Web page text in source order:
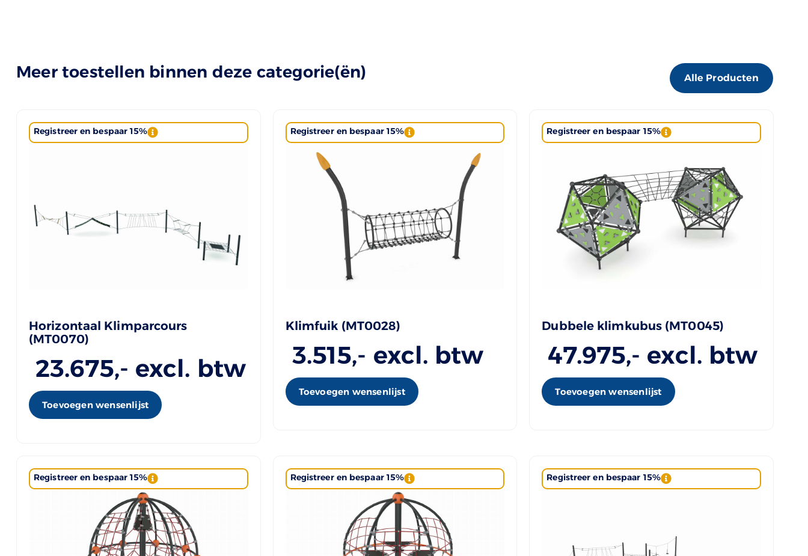
Meer toestellen binnen deze categorie(ën) Alle Producten
Registreer en bespaar 15%
Horizontaal Klimparcours
(MT0070)
23.675,- excl. btw
Toevoegen wensenlijst
Registreer en bespaar 15%
Klimfuik (MT0028)
3.515,- excl. btw
Toevoegen wensenlijst
Registreer en bespaar 15%
Dubbele klimkubus (MT0045)
47.975,- excl. btw
Toevoegen wensenlijst
Registreer en bespaar 15% Registreer en bespaar 15% Registreer en bespaar 15%